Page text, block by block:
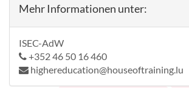
Mehr Informationen unter:
ISEC-AdW
+352 46 50 16 460
highereducation@houseoftraining.lu